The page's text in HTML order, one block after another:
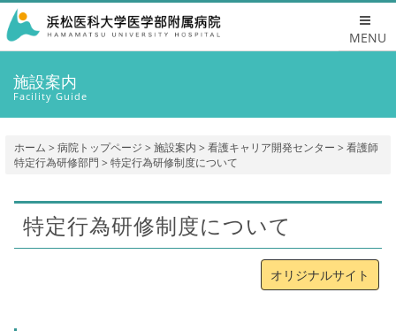
MENU
施設案内
Facility Guide
ホーム > 病院トップページ > 施設案内 > 看護キャリア開発センター > 看護師
特定行為研修部門 > 特定行為研修制度について
特定行為研修制度について
オリジナルサイト